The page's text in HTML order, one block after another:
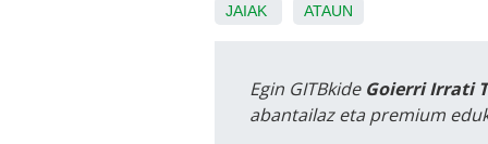
JAIAK ATAUN
Egin GITBkide Goierri Irrati
abantailaz eta premium